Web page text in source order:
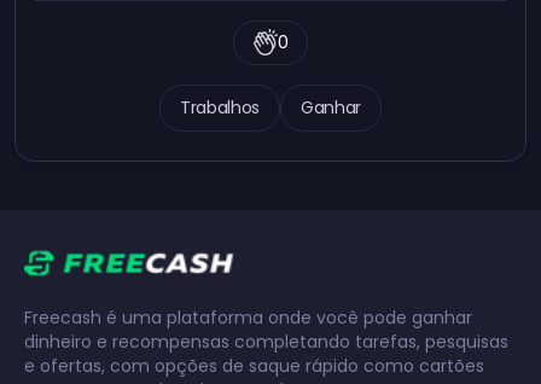
Trabalhos Ganhar
0
Freecash é uma plataforma onde você pode ganhar
dinheiro e recompensas completando tarefas, pesquisas
e ofertas, com opções de saque rápido como cartões